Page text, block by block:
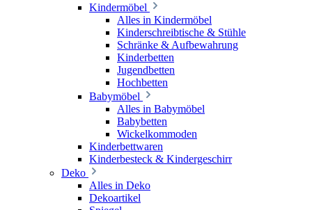
Kindermöbel
Alles in Kindermöbel
Kinderschreibtische & Stühle
Schränke & Aufbewahrung
Kinderbetten
Jugendbetten
Hochbetten
Babymöbel
Alles in Babymöbel
Babybetten
Wickelkommoden
Kinderbettwaren
Kinderbesteck & Kindergeschirr
Deko
Alles in Deko
Dekoartikel